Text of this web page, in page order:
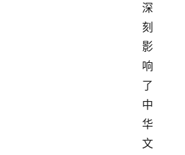
深
刻
影
响
了
中
华
文